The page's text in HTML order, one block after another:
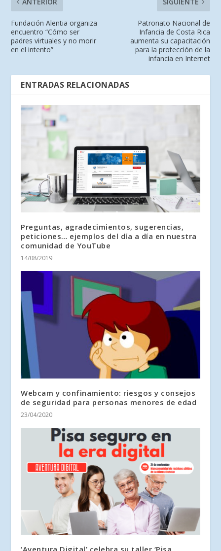
Fundación Alentia organiza
encuentro “Cómo ser
padres virtuales y no morir
en el intento”
Patronato Nacional de
Infancia de Costa Rica
aumenta su capacitación
para la protección de la
infancia en Internet
ENTRADAS RELACIONADAS
Preguntas, agradecimientos, sugerencias,
peticiones… ejemplos del día a día en nuestra
comunidad de YouTube
14/08/2019
Webcam y confinamiento: riesgos y consejos
de seguridad para personas menores de edad
23/04/2020